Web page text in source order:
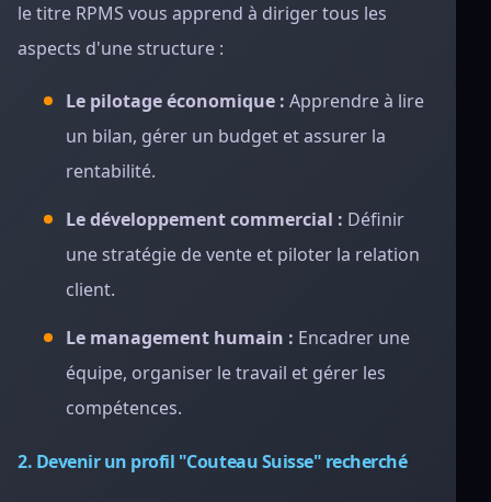
le titre RPMS vous apprend à diriger tous les
aspects d'une structure :
Le pilotage économique : Apprendre à lire
un bilan, gérer un budget et assurer la
rentabilité.
Le développement commercial : Définir
une stratégie de vente et piloter la relation
client.
Le management humain : Encadrer une
équipe, organiser le travail et gérer les
compétences.
2. Devenir un profil "Couteau Suisse" recherché